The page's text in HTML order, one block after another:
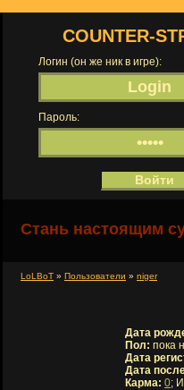
COUNTER-
Логин (он же ник в игре):
Пароль:
Стань настоящим
LoLBoT » Пользователи » niger
Дата
Пол: пока
Дата
Дата
Карма: 0;